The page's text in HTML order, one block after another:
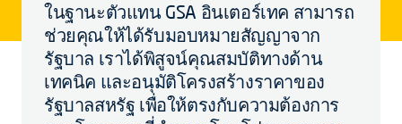
ในฐานะตัวแทน GSA อินเตอร์เทค สามารถ
ช่วยคุณให้ได้รับมอบหมายสัญญาจาก
รัฐบาล เราได้พิสูจน์คุณสมบัติทางด้าน
เทคนิค และอนุมัติโครงสร้างราคาของ
รัฐบาลสหรัฐ เพื่อให้ตรงกับความต้องการ